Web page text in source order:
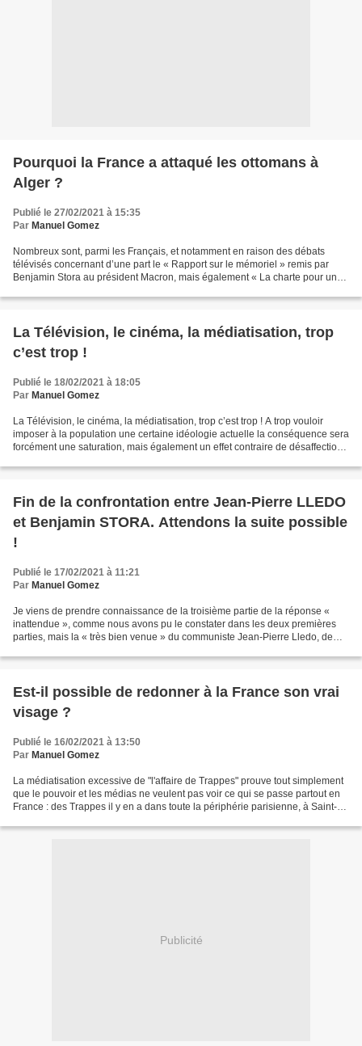
Pourquoi la France a attaqué les ottomans à
Alger ?
Publié le 27/02/2021 à 15:35
Par Manuel Gomez
Nombreux sont, parmi les Français, et notamment en raison des débats
télévisés concernant d’une part le « Rapport sur le mémoriel » remis par
Benjamin Stora au président Macron, mais également « La charte pour un
La Télévision, le cinéma, la médiatisation, trop
c’est trop !
Publié le 18/02/2021 à 18:05
Par Manuel Gomez
La Télévision, le cinéma, la médiatisation, trop c’est trop ! A trop vouloir
imposer à la population une certaine idéologie actuelle la conséquence sera
forcément une saturation, mais également un effet contraire de désaffection,
Fin de la confrontation entre Jean-Pierre LLEDO
et Benjamin STORA. Attendons la suite possible
!
Publié le 17/02/2021 à 11:21
Par Manuel Gomez
Je viens de prendre connaissance de la troisième partie de la réponse «
inattendue », comme nous avons pu le constater dans les deux premières
parties, mais la « très bien venue » du communiste Jean-Pierre Lledo, de
Est-il possible de redonner à la France son vrai
visage ?
Publié le 16/02/2021 à 13:50
Par Manuel Gomez
La médiatisation excessive de "l'affaire de Trappes" prouve tout simplement
que le pouvoir et les médias ne veulent pas voir ce qui se passe partout en
France : des Trappes il y en a dans toute la périphérie parisienne, à Saint-
Publicité